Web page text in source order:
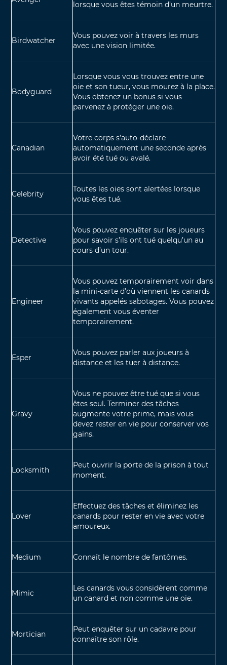
lorsque vous êtes témoin d’un meurtre.
Birdwatcher
Vous pouvez voir à travers les murs
avec une vision limitée.
Bodyguard
Lorsque vous vous trouvez entre une
oie et son tueur, vous mourez à la place.
Vous obtenez un bonus si vous
parvenez à protéger une oie.
Canadian
Votre corps s’auto-déclare
automatiquement une seconde après
avoir été tué ou avalé.
Celebrity
Toutes les oies sont alertées lorsque
vous êtes tué.
Detective
Vous pouvez enquêter sur les joueurs
pour savoir s’ils ont tué quelqu’un au
cours d’un tour.
Engineer
Vous pouvez temporairement voir dans
la mini-carte d’où viennent les canards
vivants appelés sabotages. Vous pouvez
également vous éventer
temporairement.
Esper
Vous pouvez parler aux joueurs à
distance et les tuer à distance.
Gravy
Vous ne pouvez être tué que si vous
êtes seul. Terminer des tâches
augmente votre prime, mais vous
devez rester en vie pour conserver vos
gains.
Locksmith
Peut ouvrir la porte de la prison à tout
moment.
Lover
Effectuez des tâches et éliminez les
canards pour rester en vie avec votre
amoureux.
Medium Connaît le nombre de fantômes.
Mimic
Les canards vous considèrent comme
un canard et non comme une oie.
Mortician
Peut enquêter sur un cadavre pour
connaître son rôle.